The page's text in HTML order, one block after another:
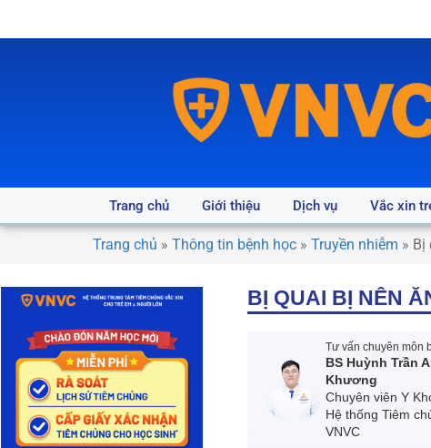
Trang chủ Giới thiệu Dịch vụ Vắc xin
Trang chủ » Thông tin bệnh học » Truyền nhiễm » Bị
BỊ QUAI BỊ NÊN
Tư vấn chuyên môn
BS Huỳnh Trần
Khương
Chuyên viên Y
Hệ thống Tiêm
VNVC